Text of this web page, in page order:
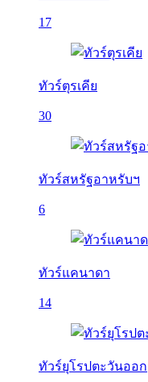
17
ทัวร์ตุรเคีย
30
ทัวร์สหรัฐอาหรับฯ
6
ทัวร์แคนาดา
14
ทัวร์ยุโรปตะวันออก